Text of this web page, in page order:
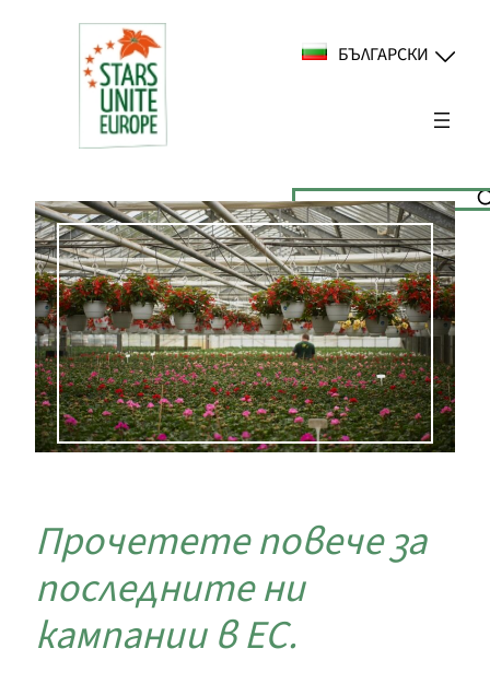
съдържанието
БЪЛГАРСКИ
Suchen
Прочетете повече за
последните ни
кампании в ЕС.